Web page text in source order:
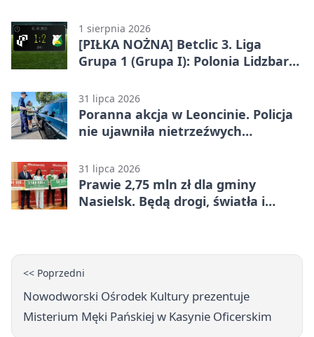
1 sierpnia 2026
[PIŁKA NOŻNA] Betclic 3. Liga
Grupa 1 (Grupa I): Polonia Lidzbark
Mazowiecki 1:2
31 lipca 2026
Poranna akcja w Leoncinie. Policja
nie ujawniła nietrzeźwych
31 lipca 2026
Prawie 2,75 mln zł dla gminy
Nasielsk. Będą drogi, światła i
<< Poprzedni
Nowodworski Ośrodek Kultury prezentuje
Misterium Męki Pańskiej w Kasynie Oficerskim